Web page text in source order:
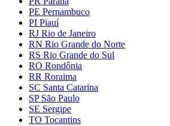
PE Pernambuco
PI Piauí
RJ Rio de Janeiro
RN Rio Grande do Norte
RS Rio Grande do Sul
RO Rondônia
RR Roraima
SC Santa Catarina
SP São Paulo
SE Sergipe
TO Tocantins